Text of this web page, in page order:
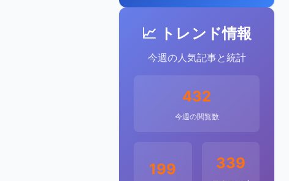
📈 トレンド情報
今週の人気記事と統計
432
今週の閲覧数
199 339